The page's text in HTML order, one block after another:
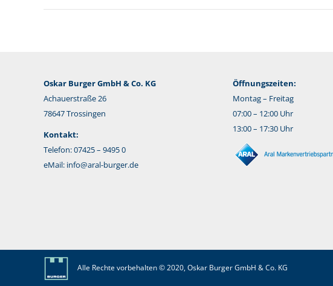
Oskar Burger GmbH & Co. KG
Achauerstraße 26
78647 Trossingen
Kontakt:
Telefon: 07425 – 9495 0
eMail: info@aral-burger.de
Öffnungszeiten:
Montag – Freitag
07:00 – 12:00 Uhr
13:00 – 17:30 Uhr
Alle Rechte vorbehalten © 2020, Oskar Burger GmbH & Co. KG